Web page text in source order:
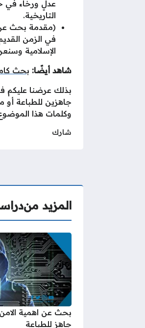
عدلٍ ورخاء في
التاريخية.
(مقدمة بحث عن
في الزمن
الإسلامية
شاهد أيضًا: بحث
بذلك عرضنا
جاهزين للطباعة
وكلمات هذا
شارك
المزيد من
جاهز للطباعة